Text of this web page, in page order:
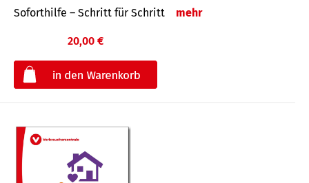
Soforthilfe – Schritt für Schritt mehr
20,00 €